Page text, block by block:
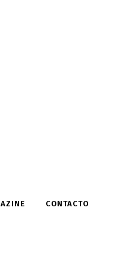
CONTACTO